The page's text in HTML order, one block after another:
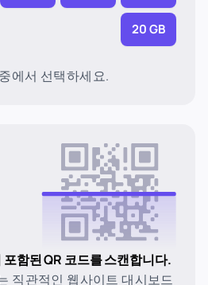
20 GB
에서 선택하세요.
함된 QR 코드를 스캔합니다.
직관적인 웹사이트 대시보드